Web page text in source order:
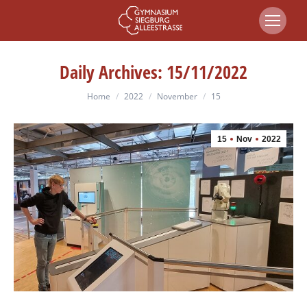
Daily Archives: 15/11/2022
You are here:
Home 2022 November 15
15 Nov 2022